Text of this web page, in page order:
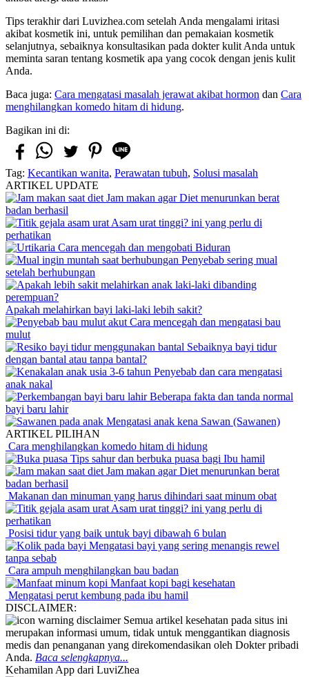
Tips terakhir dari Luvizhea.com setelah Anda mengalami iritasi
akibat kosmetik ini, untuk pemilihan dan pemakaian kosmetik
selanjutnya, sebaiknya konsultasikan pada dokter kulit Anda untuk
meminta saran tentang kosmetik apa yang cocok dengan jenis kulit
Anda.
Baca juga: Cara mengatasi masalah jerawat akibat hormon dan Cara
menghilangkan komedo hitam di hidung.
Bagikan ini di:
Tag: Kecantikan wanita, Perawatan tubuh, Solusi masalah
ARTIKEL UPDATE
Jam makan agar Diet menurunkan berat
badan berhasil
Asam urat tinggi? ini yang perlu di
perhatikan
Cara mencegah dan mengobati Biduran
Penyebab sering mual
setelah berhubungan
Apakah melahirkan bayi laki-laki lebih sakit?
Cara mencegah dan mengatasi bau
mulut
Sebaiknya bayi tidur
dengan bantal atau tanpa bantal?
Penyebab dan cara mengatasi
anak nakal
Beberapa fakta dan tanda normal
bayi baru lahir
Mengatasi anak kena Sawan (Sawanen)
ARTIKEL PILIHAN
Cara menghilangkan komedo hitam di hidung
Tips sahur dan berbuka puasa bagi Ibu hamil
Jam makan agar Diet menurunkan berat
badan berhasil
Makanan dan minuman yang harus dihindari saat minum obat
Asam urat tinggi? ini yang perlu di
perhatikan
Posisi tidur yang baik untuk bayi dibawah 6 bulan
Mengatasi bayi yang sering menangis rewel
tanpa sebab
Cara ampuh menghilangkan bau badan
Manfaat kopi bagi kesehatan
Mengatasi perut kembung pada ibu hamil
DISCLAIMER:
Semua artikel kesehatan pada situs ini
merupakan informasi umum, tidak untuk menggantikan diagnosis
medis dan penanganan yang direkomendasikan oleh Dokter pribadi
Anda. Baca selengkapnya...
Kehamilan App dari LuviZhea